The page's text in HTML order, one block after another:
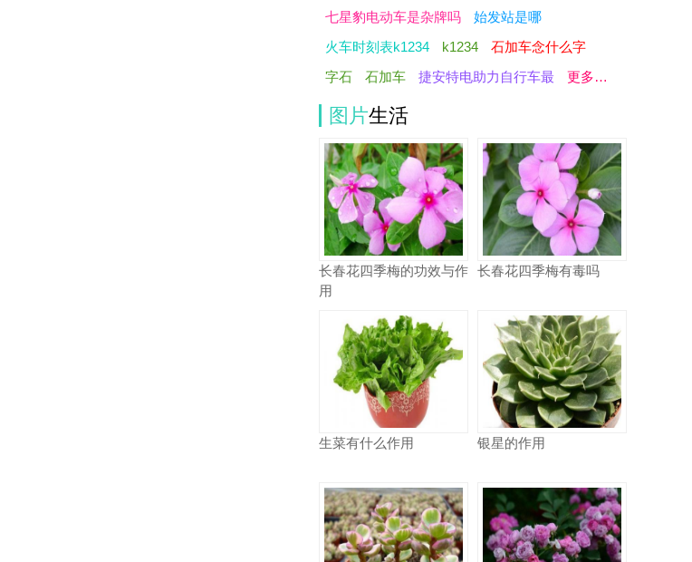
七星豹电动车是杂牌吗
始发站是哪
火车时刻表k1234
k1234
石加车念什么字
字石
石加车 捷安特电助力自行车最 更多…
图片生活
长春花四季梅的功效与作
用
长春花四季梅有毒吗
生菜有什么作用 银星的作用